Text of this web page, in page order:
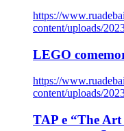
https://
content/uploads/
LEGO
https://
content/uploads/
TAP e “The